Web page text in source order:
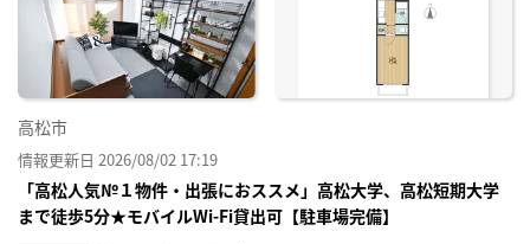
高松市
情報更新日 2026/08/02 17:19
「高松人気№１物件・出張におススメ」高松大学、高松短期大学
まで徒歩5分★モバイルWi-Fi貸出可【駐車場完備】